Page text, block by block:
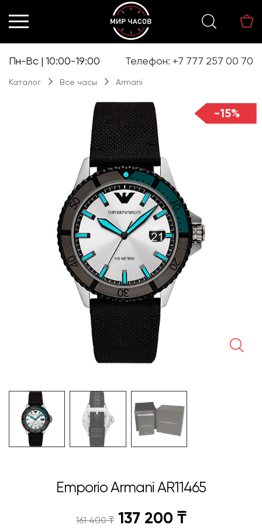
Пн-Вс | 10:00-19:00 Телефон: +7 777 257 00 70
Каталог Все часы Armani
-15%
Emporio Armani AR11465
161 400₸ 137 200 ₸